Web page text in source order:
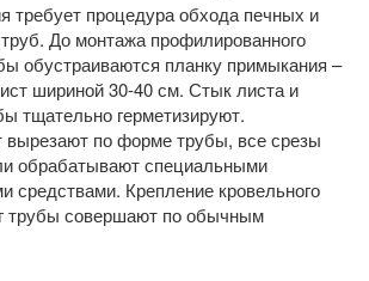
требует процедура обхода печных и
До монтажа профилированного
обустраиваются планку примыкания –
шириной 30-40 см. Стык листа и
тщательно герметизируют.
вырезают по форме трубы, все срезы
обрабатывают специальными
средствами. Крепление кровельного
трубы совершают по обычным